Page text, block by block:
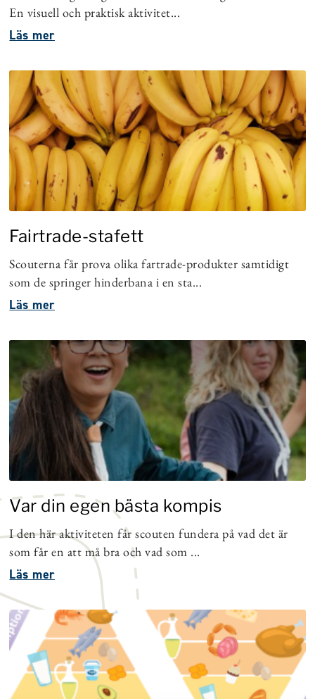
En visuell och praktisk aktivitet...
Läs mer
Fairtrade-stafett
Scouterna får prova olika fartrade-produkter samtidigt
som de springer hinderbana i en sta...
Läs mer
Var din egen bästa kompis
I den här aktiviteten får scouten fundera på vad det är
som får en att må bra och vad som ...
Läs mer